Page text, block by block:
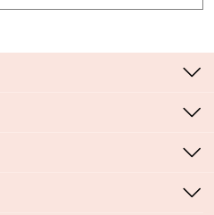
PayPal, PayPal Express